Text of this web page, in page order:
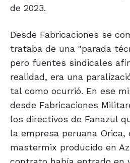
de 2023.
Desde Fabricaciones se
trataba de una "parada
pero fuentes sindicales
realidad, era una
tal como ocurrió. En ese
desde Fabricaciones
los directivos de Fanazul
la empresa peruana Orica,
mastermix producido en